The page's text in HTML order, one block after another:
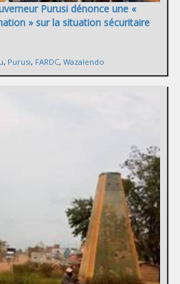
Purusi dénonce une «
» sur la situation sécuritaire
, Purusi, FARDC, Wazalendo